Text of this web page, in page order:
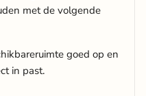
met de volgende
goed op en
in past.